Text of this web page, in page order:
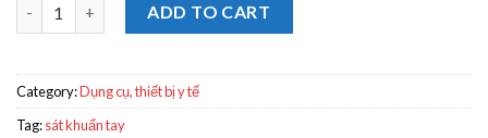
ADD TO CART
Category:Dụng cụ, thiết bị y tế
Tag:sát khuẩn tay